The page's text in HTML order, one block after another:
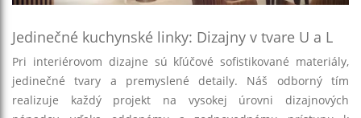
Jedinečné kuchynské linky: Dizajny v tvare U a L
Pri interiérovom dizajne sú kľúčové sofistikované materiály,
jedinečné tvary a premyslené detaily. Náš odborný tím
realizuje každý projekt na vysokej úrovni dizajnových